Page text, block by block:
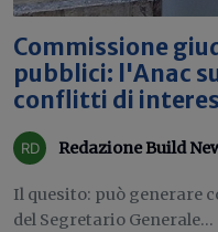
Commissione
pubblici: l'Anac
conflitti di
Redazione Build
Il quesito: può generare
del Segretario Generale...